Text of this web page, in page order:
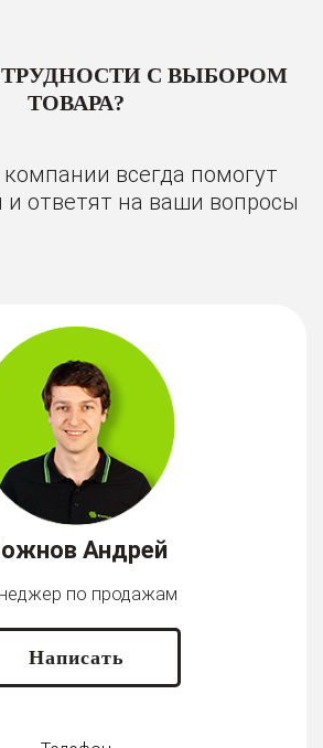
С ВЫБОРОМ
ТОВАРА?
всегда помогут
и ответят на ваши вопросы
Андрей
по продажам
Написать